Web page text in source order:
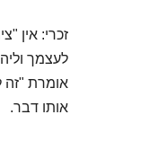
זכרי: אין
לעצמך
אומרת
אותו דבר.